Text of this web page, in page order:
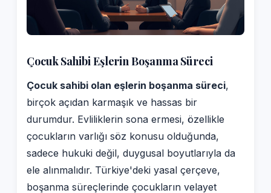
Çocuk Sahibi Eşlerin Boşanma Süreci
Çocuk sahibi olan eşlerin boşanma süreci,
birçok açıdan karmaşık ve hassas bir
durumdur. Evliliklerin sona ermesi, özellikle
çocukların varlığı söz konusu olduğunda,
sadece hukuki değil, duygusal boyutlarıyla da
ele alınmalıdır. Türkiye'deki yasal çerçeve,
boşanma süreçlerinde çocukların velayet